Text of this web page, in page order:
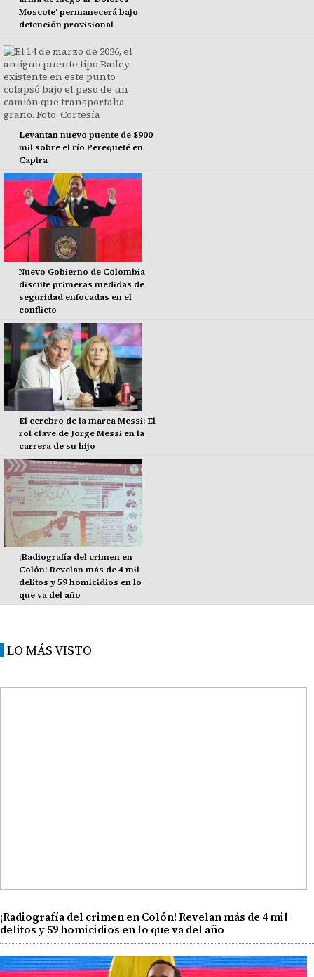
Moscote' permanecerá bajo
detención provisional
Levantan nuevo puente de $900
mil sobre el río Perequeté en
Capira
Nuevo Gobierno de Colombia
discute primeras medidas de
seguridad enfocadas en el
conflicto
El cerebro de la marca Messi: El
rol clave de Jorge Messi en la
carrera de su hijo
¡Radiografía del crimen en
Colón! Revelan más de 4 mil
delitos y 59 homicidios en lo
que va del año
LO MÁS VISTO
¡Radiografía del crimen en Colón! Revelan más de 4 mil
delitos y 59 homicidios en lo que va del año